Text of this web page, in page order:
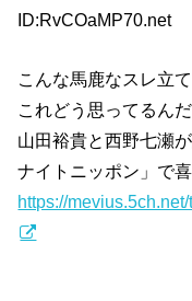
ID:RvCOaMP70.net
こんな馬鹿なスレ立
これどう思ってるん
山田裕貴と西野七瀬
ナイトニッポン」で
https://